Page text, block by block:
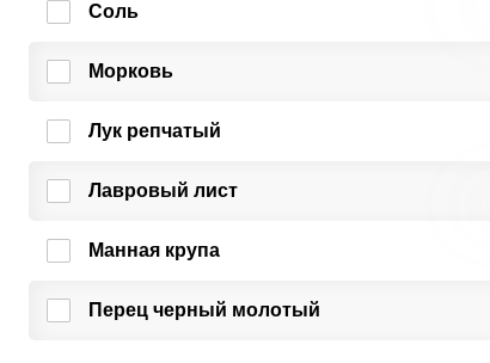
Соль
Морковь
Лук репчатый
Лавровый лист
Манная крупа
Перец черный молотый